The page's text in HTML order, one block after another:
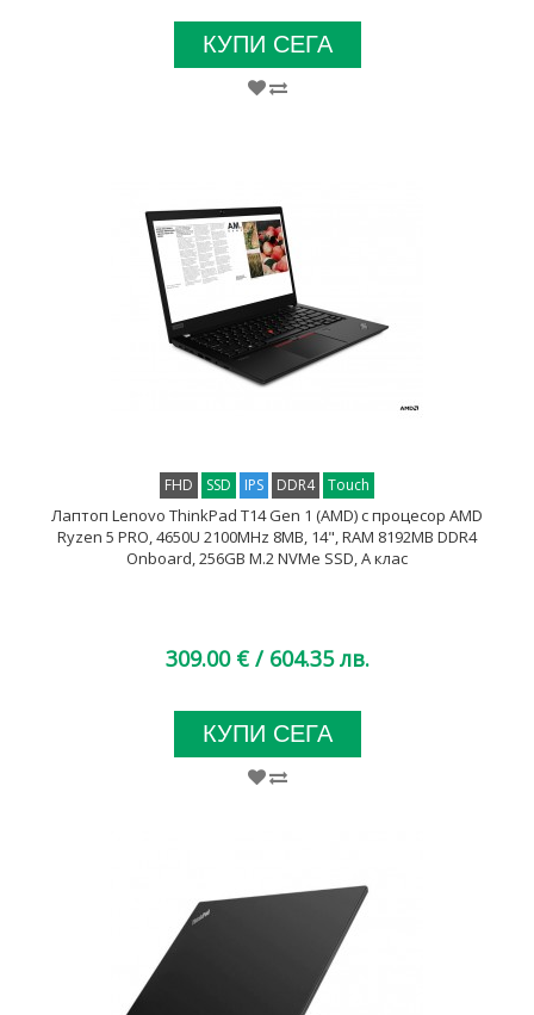
КУПИ СЕГА
FHD SSD IPS DDR4 Touch
Лаптоп Lenovo ThinkPad T14 Gen 1 (AMD) с процесор AMD
Ryzen 5 PRO, 4650U 2100MHz 8MB, 14", RAM 8192MB DDR4
Onboard, 256GB M.2 NVMe SSD, A клас
309.00 € / 604.35 лв.
КУПИ СЕГА